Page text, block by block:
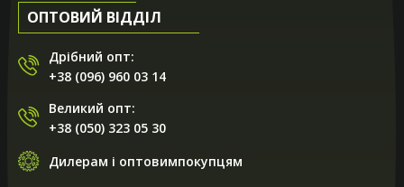
ОПТОВИЙ ВІДДІЛ
Дрібний опт:
+38 (096) 960 03 14
Великий опт:
+38 (050) 323 05 30
Дилерам і оптовимпокупцям